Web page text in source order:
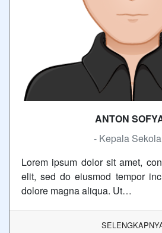
ANTON
- Kepala
Lorem ipsum dolor sit amet,
elit, sed do eiusmod tempor
dolore magna aliqua. Ut…